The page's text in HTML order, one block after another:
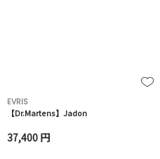
EVRIS
【Dr.Martens】Jadon
37,400 円